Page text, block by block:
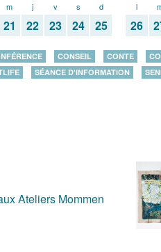
m
21
j
22
v
23
s
24
d
25
l
26
CONSEIL CONTE
SÉANCE D'INFORMATION
Ateliers Mommen